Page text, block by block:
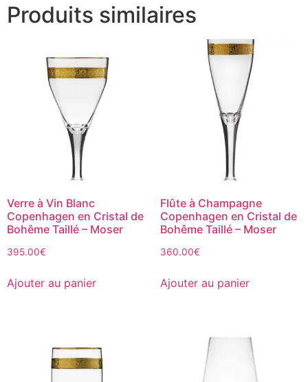
Produits similaires
Verre à Vin Blanc
Copenhagen en Cristal de
Bohême Taillé – Moser
395.00€
Ajouter au panier
Flûte à Champagne
Copenhagen en Cristal de
Bohême Taillé – Moser
360.00€
Ajouter au panier